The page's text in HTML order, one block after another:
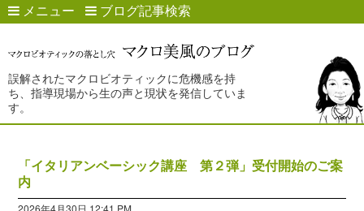
メニュー ブログ記事検索
誤解されたマクロビオティックに危機感を持
ち、指導現場から生の声と現状を発信していま
す。
「イタリアンベーシック講座 第２弾」受付開始のご案
内
2026年4月30日 12:41 PM